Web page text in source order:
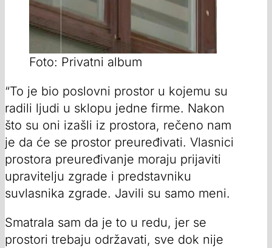
Foto: Privatni album
“To je bio poslovni prostor u kojemu su
radili ljudi u sklopu jedne firme. Nakon
što su oni izašli iz prostora, rečeno nam
je da će se prostor preuređivati. Vlasnici
prostora preuređivanje moraju prijaviti
upravitelju zgrade i predstavniku
suvlasnika zgrade. Javili su samo meni.
Smatrala sam da je to u redu, jer se
prostori trebaju održavati, sve dok nije